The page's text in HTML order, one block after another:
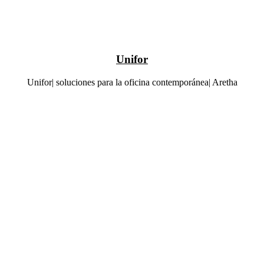
Unifor
Unifor| soluciones para la oficina contemporánea| Aretha